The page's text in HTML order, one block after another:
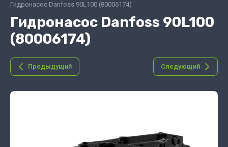
Гидронасос Danfoss 90L100 (80006174)
Гидронасос Danfoss 90L100
(80006174)
Предыдущий Следующий